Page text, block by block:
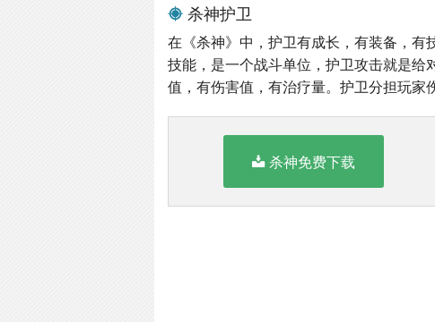
杀神护卫
在《杀神》中，护卫有成长，有装备，有
技能，是一个战斗单位，护卫攻击就是给
值，有伤害值，有治疗量。护卫分担玩家
杀神免费下载